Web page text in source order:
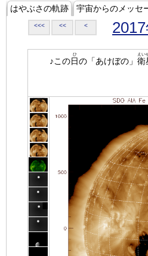
はやぶさの軌跡 宇宙からのメッセ
<<< << <
♪この日
ひ
の「あけぼの」 衛
えい